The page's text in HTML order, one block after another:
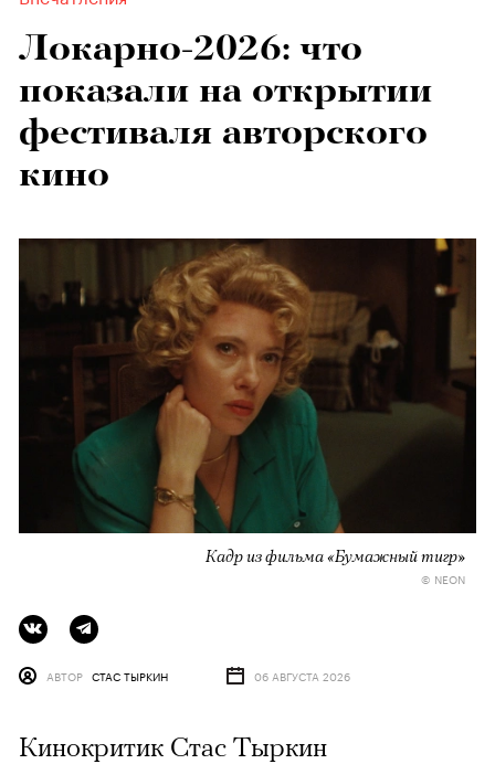
Локарно-2026: что
показали на открытии
фестиваля авторского
кино
Кадр из фильма «Бумажный тигр»
© NEON
АВТОР СТАС ТЫРКИН 06 АВГУСТА 2026
Кинокритик Стас Тыркин